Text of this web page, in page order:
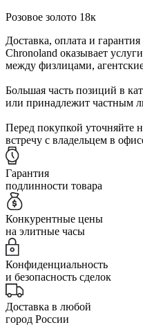
Розовое золото 18к
Доставка, оплата и гарантия
Chronoland оказывает
между физлицами,
Большая часть позиций в
или принадлежит частным
Перед покупкой уточняйте
встречу с владельцем в
Гарантия
подлинности товара
Конкурентные цены
на элитные часы
Конфиденциальность
и безопасность сделок
Доставка в любой
город России